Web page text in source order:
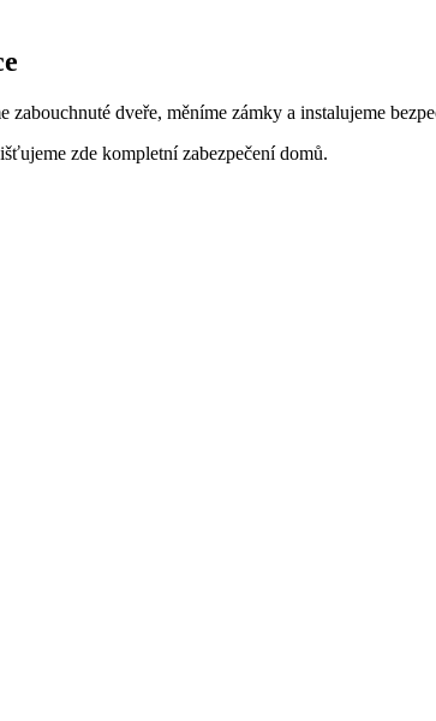
dveře, měníme zámky a instalujeme
zde kompletní zabezpečení domů.